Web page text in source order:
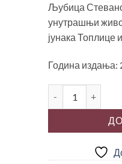
Љубица
унутрашњи
јунака Топлице
Година издања: